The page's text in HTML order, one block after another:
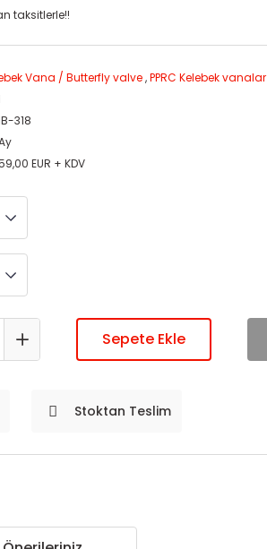
taksitlerle!!
Vana / Butterfly valve,PPRC Kelebek vanalar
318
EUR + KDV
Sepete Ekle
Stoktan Teslim